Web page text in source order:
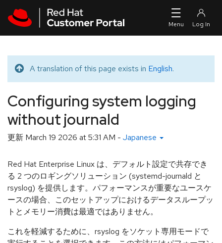
Translated message
A translation of this page exists in English.
Configuring system logging
without journald
更新 March 19 2026 at 5:31 AM - Japanese
Red Hat Enterprise Linux は、デフォルト設定で共存でき
る 2 つのロギングソリューション (systemd-journald と
rsyslog) を提供します。パフォーマンスが重要なユースケ
ースの場合、このセットアップにおけるデータスループッ
トとメモリー消費は最適ではありません。
これを軽減するために、rsyslog をソケット専用モードで